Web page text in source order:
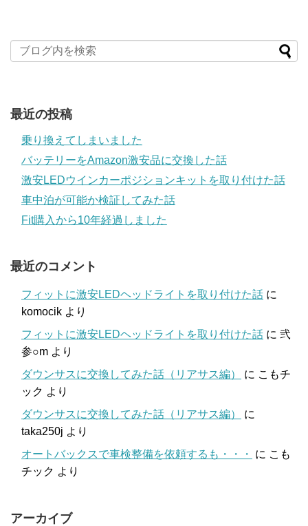
最近の投稿
乗り換えてしまいました
バッテリーをAmazon激安品に交換した話
激安LEDウインカーポジションキットを取り付けた話
車中泊が可能か検証してみた話
Fit購入から10年経過しました
最近のコメント
フィットに激安LEDヘッドライトを取り付けた話 に
komocik より
フィットに激安LEDヘッドライトを取り付けた話 に 弐
参○m より
ダウンサスに交換してみた話（リアサス編）
に こもチ
ック より
ダウンサスに交換してみた話（リアサス編）
に
taka250j より
オートバックスで車検整備を依頼するも・・・
に こも
チック より
アーカイブ